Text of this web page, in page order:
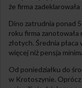
że firma
Dino zatrudnia ponad
roku firma
złotych. Średnia
więcej niż pensja
Od poniedziałku do
w Krotoszynie.